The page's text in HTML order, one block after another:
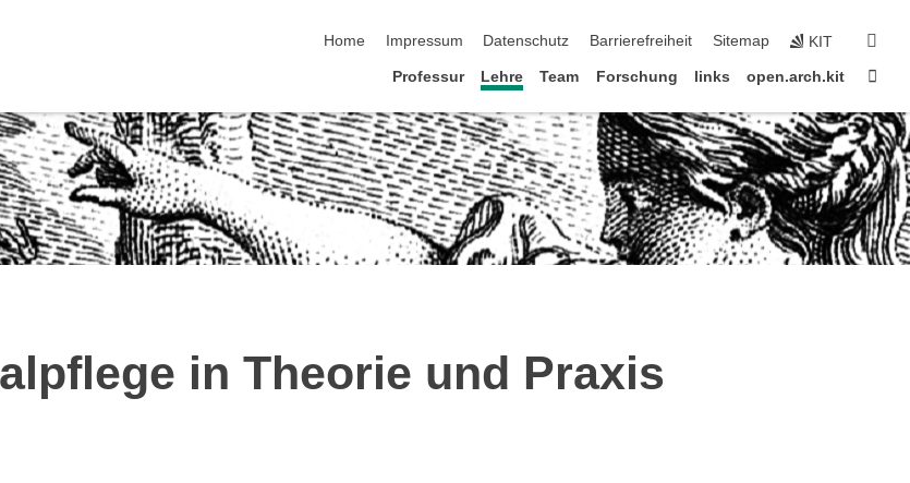
Home
Impressum Datenschutz Barrierefreiheit Sitemap KIT
Professur Lehre Team Forschung links open.arch.kit
in Theorie und Praxis